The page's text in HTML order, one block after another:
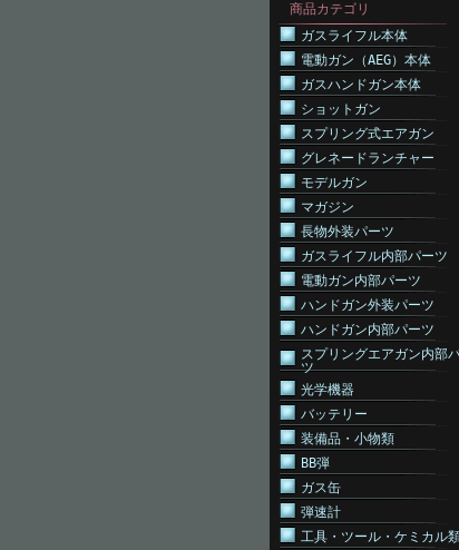
商品カテゴリ
ガスライフル本体
電動ガン（AEG）本体
ガスハンドガン本体
ショットガン
スプリング式エアガン
グレネードランチャー
モデルガン
マガジン
長物外装パーツ
ガスライフル内部パーツ
電動ガン内部パーツ
ハンドガン外装パーツ
ハンドガン内部パーツ
スプリングエアガン内部
ツ
光学機器
バッテリー
装備品・小物類
BB弾
ガス缶
弾速計
工具・ツール・ケミカル